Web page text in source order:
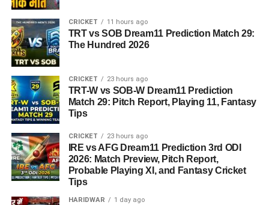
बरामद किए गए हैं।
विधानसभा चुनाव से ठीक पहले कांग्रेस को लगा बड़ा झटका,
भारी बारिश के कारण मध्य हरिद्वार जलमग्न, कांवड़ यात्रियों की
बढ़ी मुश्किलें
साथ एक कतार में आएंगे नजर
हेमकुंड साहिब के कपाट बंद होने की तिथि की हुई घोषणा, 10
अक्टूबर को किए जाएंंगे बंद
2036 ओलंपिक के लिए मंत्री रेखा आर्या की कांवड़ यात्रा,
CRICKET 11 hours ago
TRT vs SOB Dream11 Prediction Match 29:
The Hundred 2026
CRICKET 23 hours ago
TRT-W vs SOB-W Dream11 Prediction
Match 29: Pitch Report, Playing 11, Fantasy
Tips
CRICKET 23 hours ago
IRE vs AFG Dream11 Prediction 3rd ODI
2026: Match Preview, Pitch Report,
Probable Playing XI, and Fantasy Cricket
Tips
HARIDWAR 1 day ago